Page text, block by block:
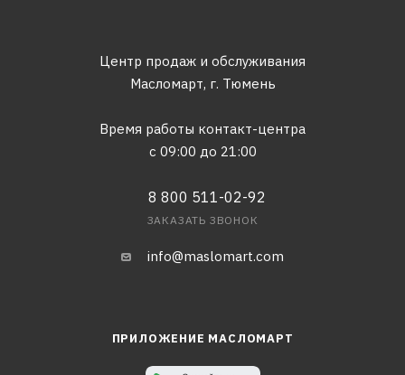
Центр продаж и обслуживания
Масломарт, г. Тюмень
Время работы контакт-центра
с 09:00 до 21:00
8 800 511-02-92
ЗАКАЗАТЬ ЗВОНОК
info@maslomart.com
ПРИЛОЖЕНИЕ МАСЛОМАРТ